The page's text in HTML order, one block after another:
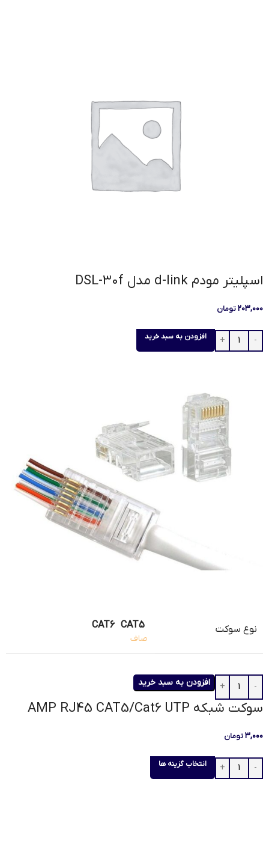
اسپلیتر مودم d-link مدل DSL-30f
۲۰۳,۰۰۰تومان
افزودن به سبد خرید
نوع سوکت CAT5
CAT6
صاف
افزودن به سبد خرید
سوکت شبکه AMP RJ45 CAT5/Cat6 UTP
۳,۰۰۰تومان
انتخاب گزینه ها